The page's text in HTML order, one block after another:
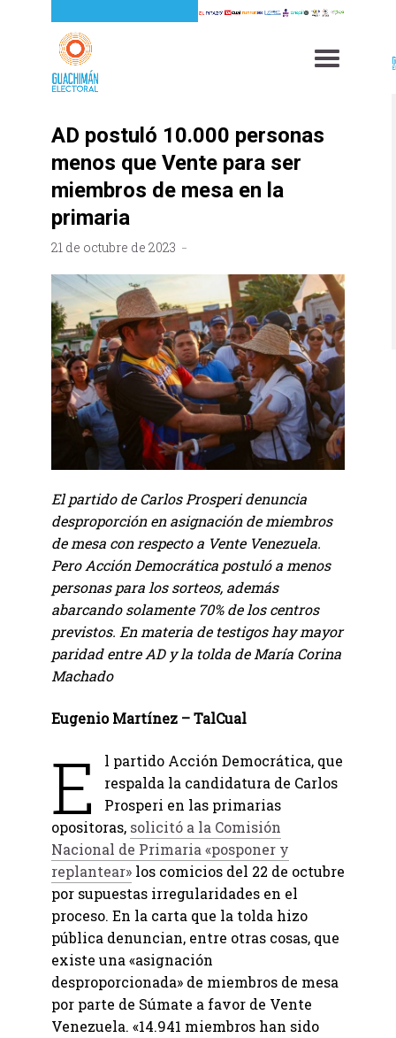
AD postuló 10.000 personas
menos que Vente para ser
miembros de mesa en la
primaria
21 de octubre de 2023
El partido de Carlos Prosperi denuncia
desproporción en asignación de miembros
de mesa con respecto a Vente Venezuela.
Pero Acción Democrática postuló a menos
personas para los sorteos, además
abarcando solamente 70% de los centros
previstos. En materia de testigos hay mayor
paridad entre AD y la tolda de María Corina
Machado
Eugenio Martínez – TalCual
E
l partido Acción Democrática, que
respalda la candidatura de Carlos
Prosperi en las primarias
opositoras, solicitó a la Comisión
Nacional de Primaria «posponer y
replantear» los comicios del 22 de octubre
por supuestas irregularidades en el
proceso. En la carta que la tolda hizo
pública denuncian, entre otras cosas, que
existe una «asignación
desproporcionada» de miembros de mesa
por parte de Súmate a favor de Vente
Venezuela. «14.941 miembros han sido